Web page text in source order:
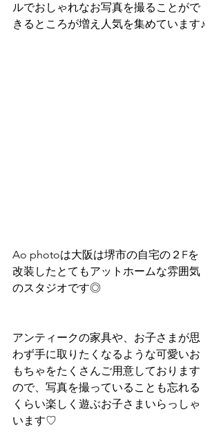
ルでおしゃれなお写真を撮ることがで
きるところが増え人気を集めています♪
Ao photoは大阪は堺市の自宅の２Fを
改装したとてもアットホームな雰囲気
のスタジオです◎
アンティークの家具や、お子さまが思
わず手に取りたくなるような可愛いお
もちゃをたくさんご用意しております
ので、写真を撮っていることも忘れる
くらい楽しく遊ぶお子さまいらっしゃ
います♡